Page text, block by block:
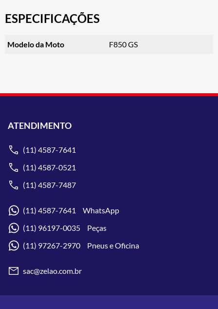
ESPECIFICAÇÕES
Modelo da Moto F850 GS
ATENDIMENTO
(11) 4587-7641
(11) 4587-0521
(11) 4587-7487
(11) 4587-7641 WhatsApp
(11) 96197-0035 Peças
(11) 97267-2970 Pneus e Oficina
sac@zelao.com.br